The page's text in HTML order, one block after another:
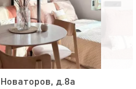
Новаторов, д.8а